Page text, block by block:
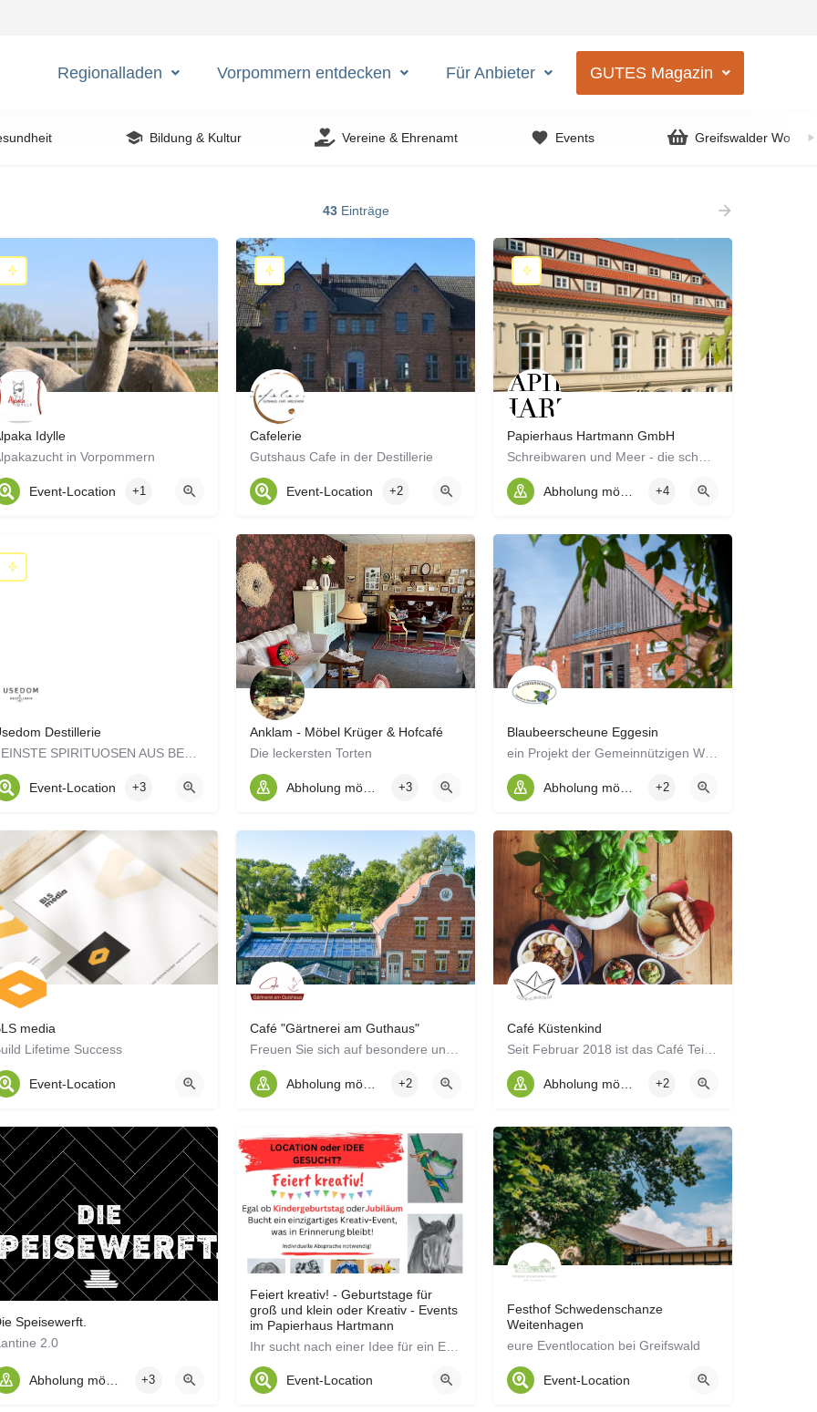
Regionalladen Vorpommern entdecken Für Anbieter GUTES Magazin
Bildung & Kultur Vereine & Ehrenamt Events Greifswalder
43 Einträge
Idylle
in Vorpommern
Event-Location +1
Cafelerie
Gutshaus Cafe in der Destillerie
Event-Location +2
Papierhaus Hartmann GmbH
+4
Destillerie
Event-Location +3
Anklam - Möbel Krüger & Hofcafé
Die leckersten Torten
+3
Blaubeerscheune Eggesin
+2
media
Lifetime Success
Event-Location
Café "Gärtnerei am Guthaus"
+2
Café Küstenkind
+2
Speisewerft.
2.0
+3
Feiert kreativ! - Geburtstage für
groß und klein oder Kreativ - Events
im Papierhaus Hartmann
Event-Location
Festhof Schwedenschanze
Weitenhagen
eure Eventlocation bei Greifswald
Event-Location